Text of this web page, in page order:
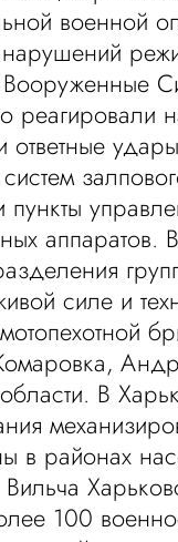
военной
Вооруженные
реагировали
аппаратов.
силе и
В
в районах
100